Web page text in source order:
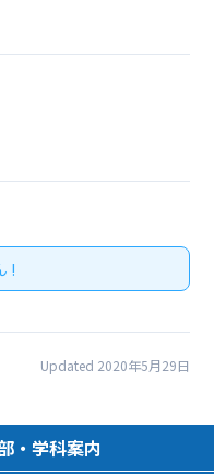
!
Updated 2020年5月29日
・学科案内